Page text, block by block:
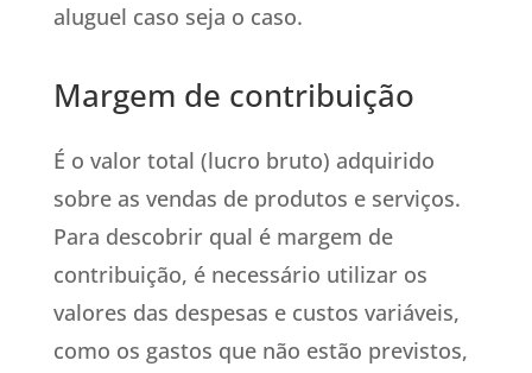
aluguel caso seja o caso.
Margem de contribuição
É o valor total (lucro bruto) adquirido
sobre as vendas de produtos e serviços.
Para descobrir qual é margem de
contribuição, é necessário utilizar os
valores das despesas e custos variáveis,
como os gastos que não estão previstos,